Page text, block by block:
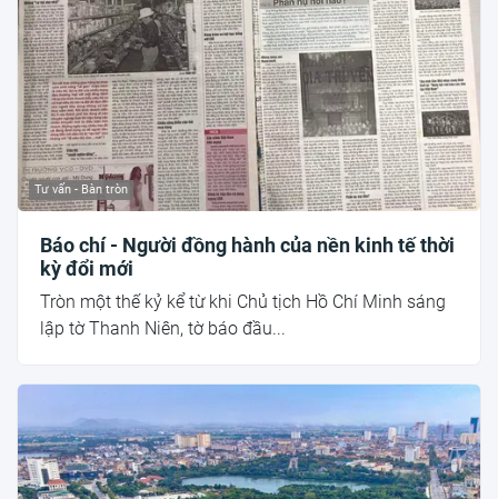
Tư vấn - Bàn tròn
Báo chí - Người đồng hành của nền kinh tế thời
kỳ đổi mới
Tròn một thế kỷ kể từ khi Chủ tịch Hồ Chí Minh sáng
lập tờ Thanh Niên, tờ báo đầu...